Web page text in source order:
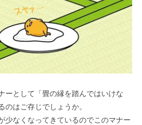
ーとして「畳の縁を踏んではいけな
のはご存じでしょうか。
少なくなってきているのでこのマナー